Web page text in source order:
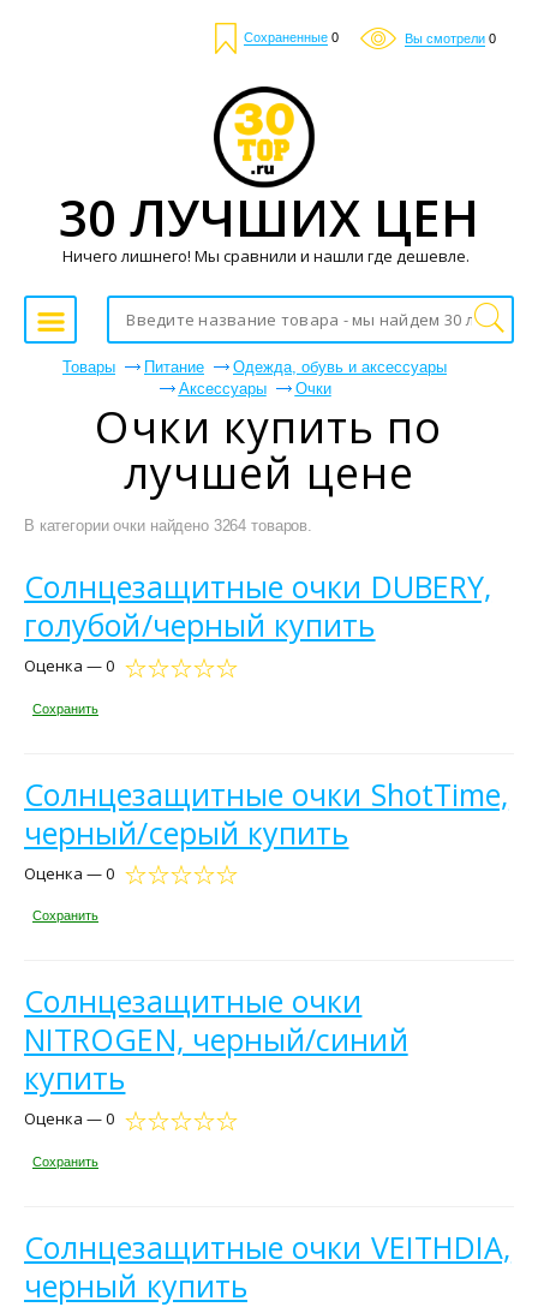
Сохраненные 0 Вы смотрели 0
Товары Питание
Одежда, обувь и аксессуары
Аксессуары
Очки
Очки купить по
лучшей цене
В категории очки найдено 3264 товаров.
Солнцезащитные очки DUBERY,
голубой/черный купить
Оценка — 0
Сохранить
Солнцезащитные очки ShotTime,
черный/серый купить
Оценка — 0
Сохранить
Солнцезащитные очки
NITROGEN, черный/синий
купить
Оценка — 0
Сохранить
Солнцезащитные очки VEITHDIA,
черный купить
30 ЛУЧШИХ ЦЕН
Ничего лишнего! Мы сравнили и нашли где дешевле.